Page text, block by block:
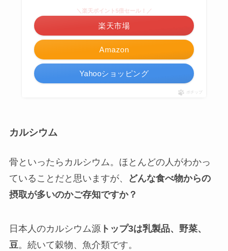
Amazon
＼楽天ポイント5倍セール！／
楽天市場
Yahooショッピング
ポチップ
カルシウム
骨といったらカルシウム。ほとんどの人がわかっ
ていることだと思いますが、
どんな食べ物からの
摂取が多いのかご存知ですか？
日本人のカルシウム源トップ3は乳製品、野菜、
豆。続いて穀物、魚介類です。